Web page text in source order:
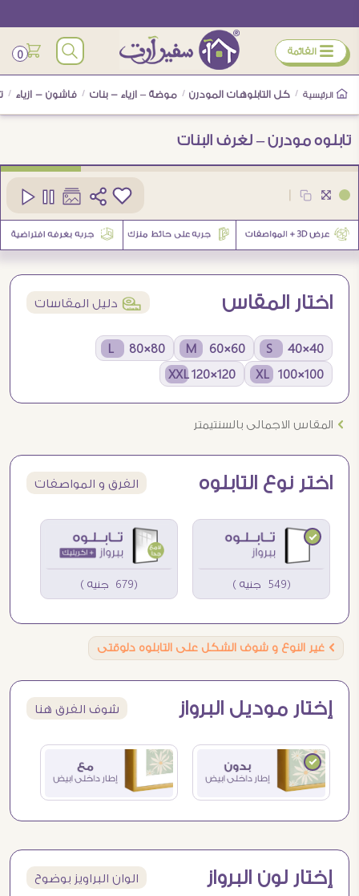
ÿ القائمة 0
الرئيسية / كل التابلوهات المودرن / موضة – ازياء - بنات / فاشون - ازياء /
تابلوه مودرن – لغرف البنات
اختار المقاس í دليل المقاسات
40×40 S
60×60 M
80×80 L
100×100 XL
120×120 XXL
Ö المقاس الاجمالى بالسنتيمتر
اختر نوع التابلوه الفرق و المواصفات
(549 جنيه ) (679 جنيه )
Ö غير النوع و شوف الشكل على التابلوه دلوقتى
إختار موديل البرواز شوف الفرق هنا
إختار لون البرواز الوان البراويز بوضوح